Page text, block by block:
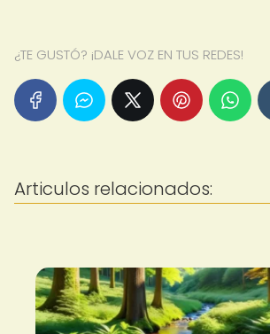
¿TE GUSTÓ? ¡DALE VOZ EN TUS REDES!
Articulos relacionados: